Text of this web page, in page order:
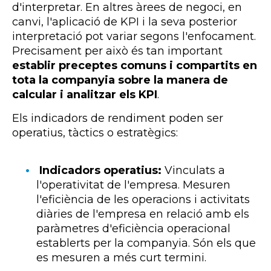
d'interpretar. En altres àrees de negoci, en
canvi, l'aplicació de KPI i la seva posterior
interpretació pot variar segons l'enfocament.
Precisament per això és tan important
establir preceptes comuns i compartits en
tota la companyia sobre la manera de
calcular i analitzar els KPI.
Els indicadors de rendiment poden ser
operatius, tàctics o estratègics:
Indicadors operatius: Vinculats a
l'operativitat de l'empresa. Mesuren
l'eficiència de les operacions i activitats
diàries de l'empresa en relació amb els
paràmetres d'eficiència operacional
establerts per la companyia. Són els que
es mesuren a més curt termini.